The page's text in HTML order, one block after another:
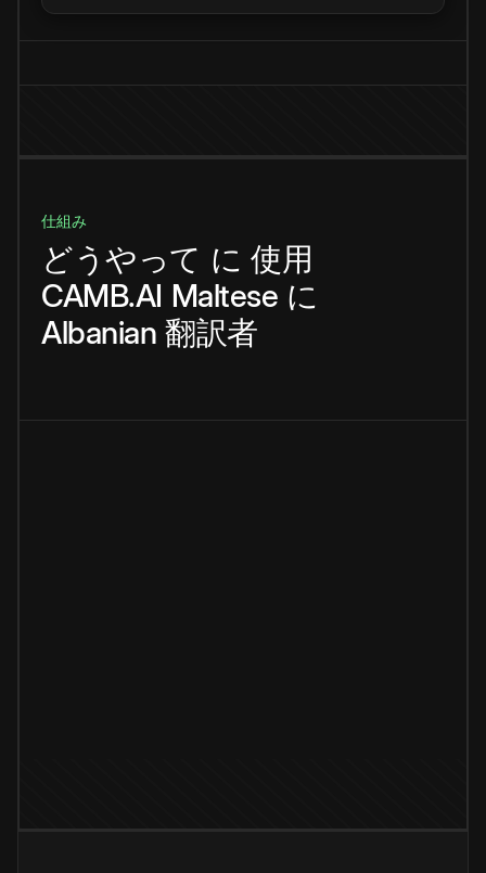
仕組み
どうやって に 使用
CAMB.AI Maltese に
Albanian 翻訳者